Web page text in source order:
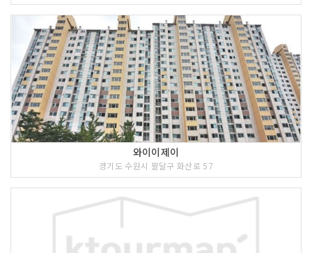
와이이제이
경기도 수원시 팔달구 화산로 57